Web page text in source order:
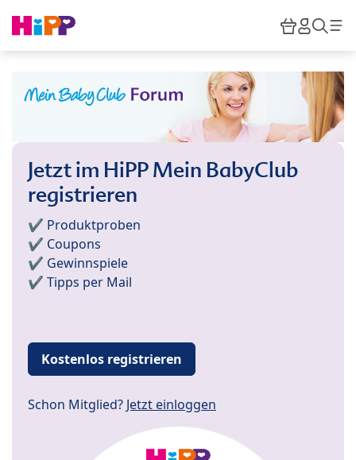
HiPP
Jetzt im HiPP Mein BabyClub
registrieren
✔️ Produktproben
✔️ Coupons
✔️ Gewinnspiele
✔️ Tipps per Mail
Kostenlos registrieren
Schon Mitglied? Jetzt einloggen